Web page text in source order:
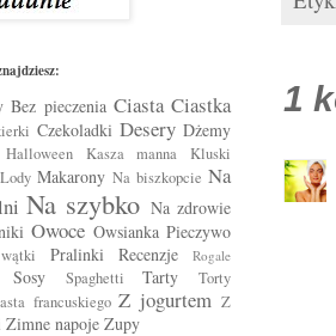
1
Bez pieczenia Ciasta Ciastka
Czekoladki Desery Dżemy
Halloween Kasza manna
Kluski
Lody Makarony Na biszkopcie Na
Na szybko Na zdrowie
Owoce Owsianka Pieczywo
Pralinki Recenzje Rogale
Sosy Spaghetti Tarty Torty
francuskiego Z jogurtem Z
Zimne napoje Zupy